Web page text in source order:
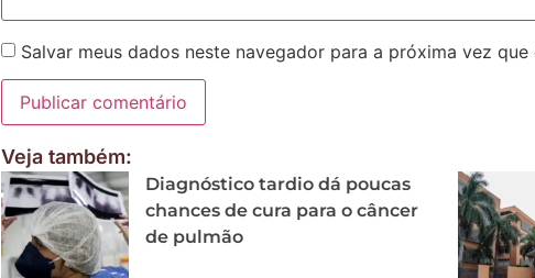
Salvar meus dados neste navegador para a próxima vez que
Veja também:
Diagnóstico tardio dá poucas
chances de cura para o câncer
de pulmão